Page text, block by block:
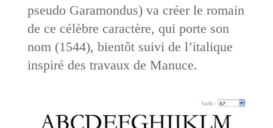
pseudo Garamondus) va créer le romain
de ce célèbre caractère, qui porte son
nom (1544), bientôt suivi de l’italique
inspiré des travaux de Manuce.